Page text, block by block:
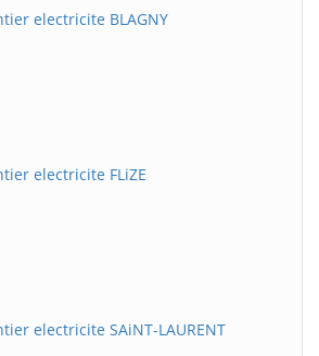
electricite BLAGNY
electricite FLiZE
electricite SAiNT-LAURENT